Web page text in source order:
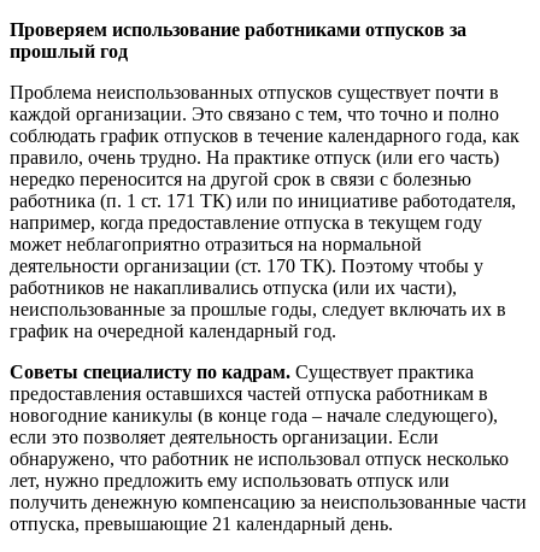
Проверяем использование работниками отпусков за
прошлый год
Проблема неиспользованных отпусков существует почти в
каждой организации. Это связано с тем, что точно и полно
соблюдать график отпусков в течение календарного года, как
правило, очень трудно. На практике отпуск (или его часть)
нередко переносится на другой срок в связи с болезнью
работника (п. 1 ст. 171 ТК) или по инициативе работодателя,
например, когда предоставление отпуска в текущем году
может неблагоприятно отразиться на нормальной
деятельности организации (ст. 170 ТК). Поэтому чтобы у
работников не накапливались отпуска (или их части),
неиспользованные за прошлые годы, следует включать их в
график на очередной календарный год.
Советы специалисту по кадрам. Существует практика
предоставления оставшихся частей отпуска работникам в
новогодние каникулы (в конце года – начале следующего),
если это позволяет деятельность организации. Если
обнаружено, что работник не использовал отпуск несколько
лет, нужно предложить ему использовать отпуск или
получить денежную компенсацию за неиспользованные части
отпуска, превышающие 21 календарный день.